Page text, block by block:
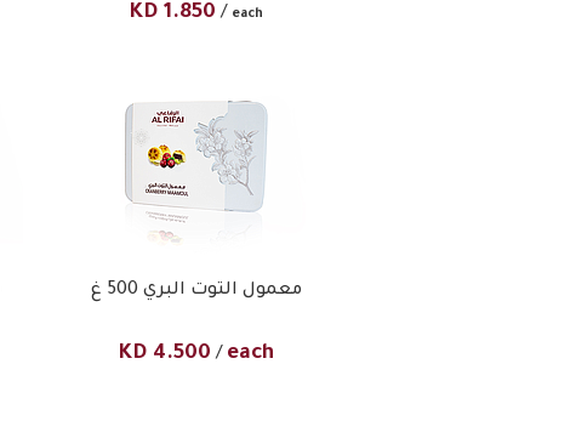
KD1.850 / each
معمول التوت البري 500 غ
KD 4.500 / each